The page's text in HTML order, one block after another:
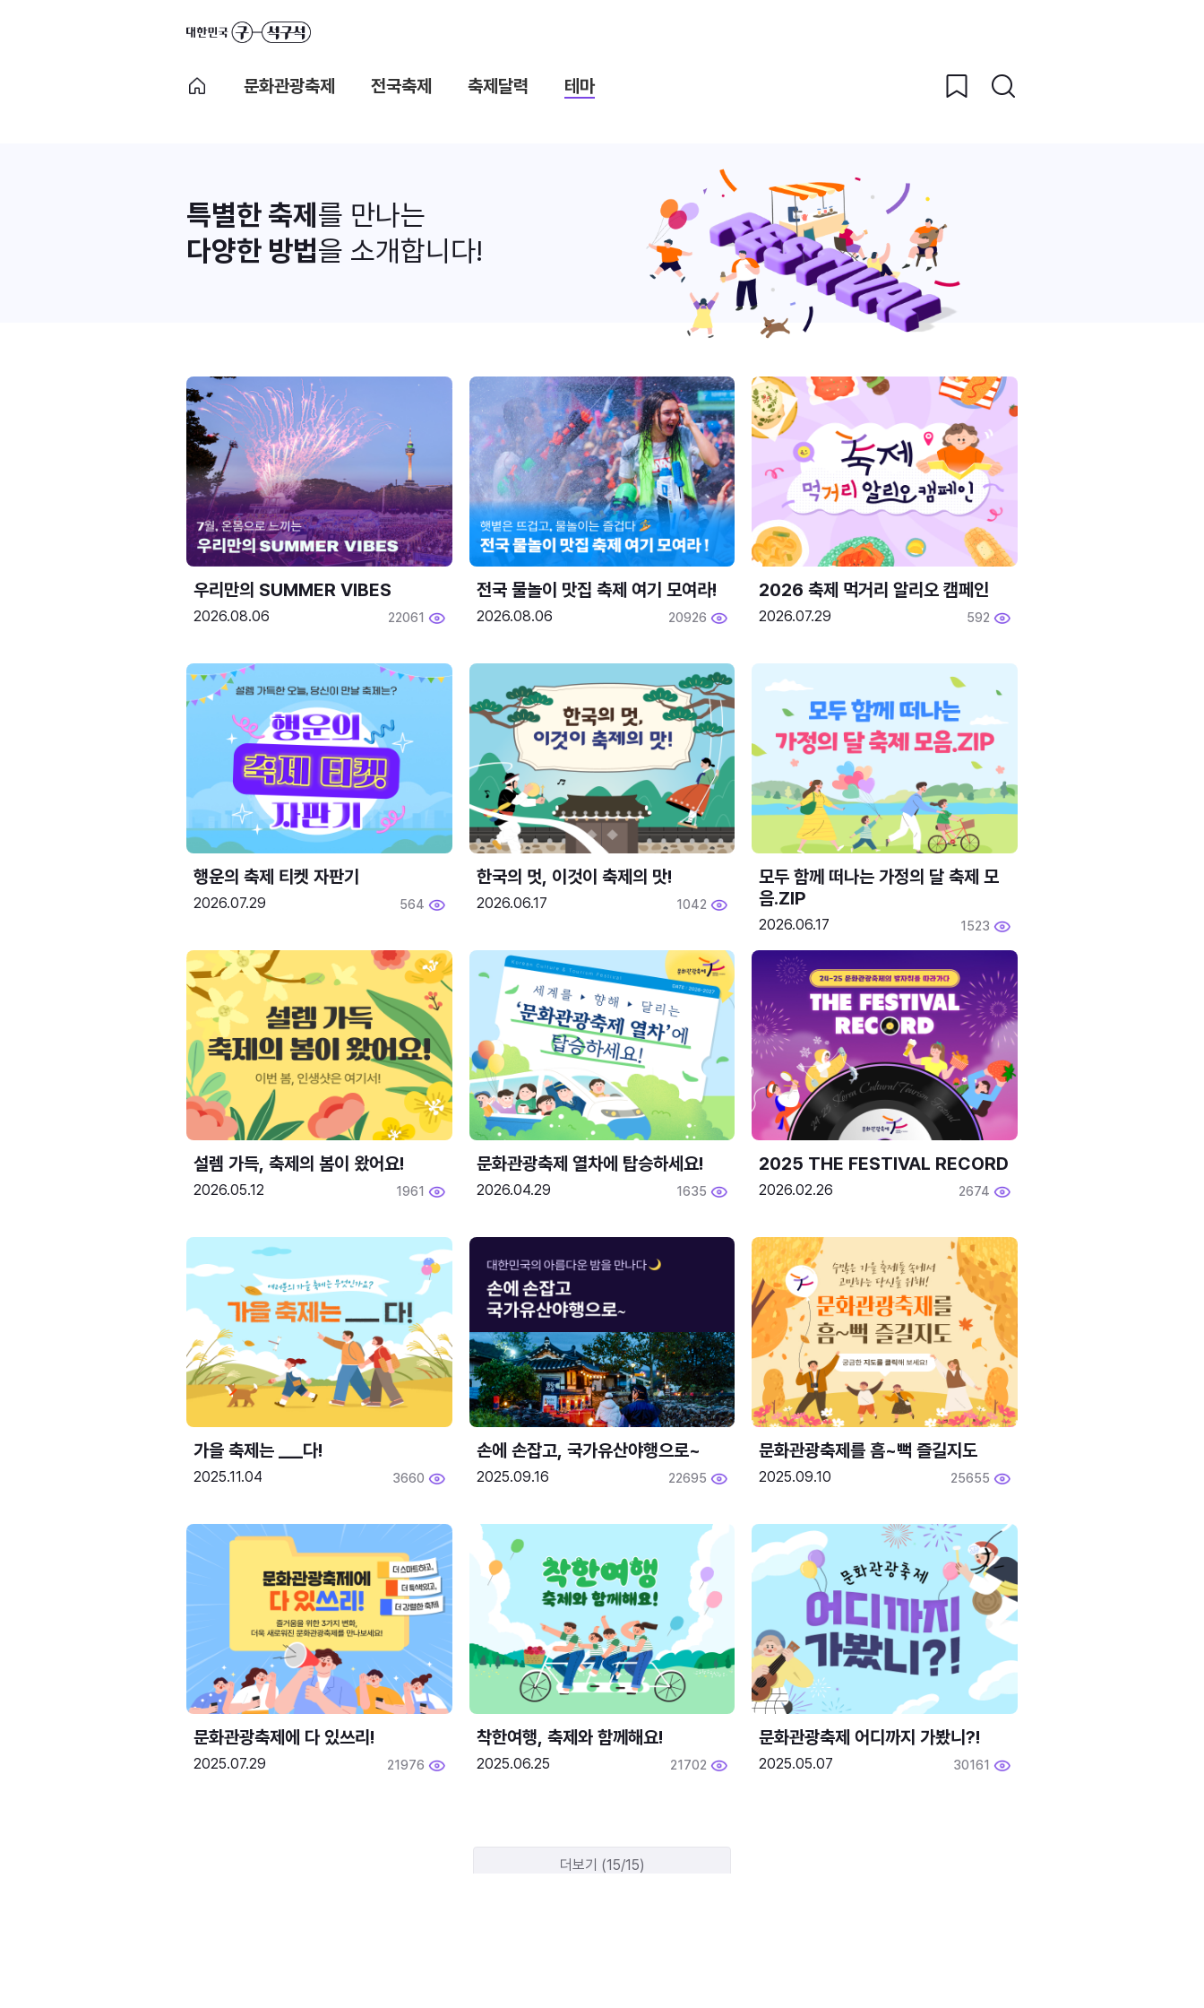
문화관광축제 전국축제 축제달력 테마
특별한 축제 를 만나는
다양한 방법을 소개합니다!
우리만의 SUMMER VIBES
2026.08.06 22061
전국 물놀이 맛집 축제 여기 모여라!
2026.08.06 20926
2026 축제 먹거리 알리오 캠페인
2026.07.29 592
행운의 축제 티켓 자판기
2026.07.29 564
한국의 멋, 이것이 축제의 맛!
2026.06.17 1042
모두 함께 떠나는 가정의 달 축제 모
음.ZIP
2026.06.17 1523
설렘 가득, 축제의 봄이 왔어요!
2026.05.12 1961
문화관광축제 열차에 탑승하세요!
2026.04.29 1635
2025 THE FESTIVAL RECORD
2026.02.26 2674
2025.11.04 3660
손에 손잡고, 국가유산야행으로~
2025.09.16 22695
문화관광축제를 흠~뻑 즐길지도
2025.09.10 25655
문화관광축제에 다 있쓰리!
2025.07.29 21976
착한여행, 축제와 함께해요!
2025.06.25 21702
문화관광축제 어디까지 가봤니?!
2025.05.07 30161
더보기 (15/15)